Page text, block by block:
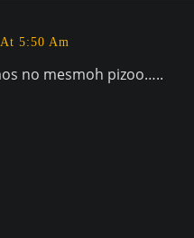
5:50 Am
no mesmoh pizoo…..